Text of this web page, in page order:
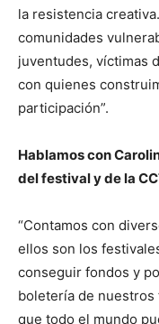
la resistencia
comunidades
juventudes, víctimas
con quienes
participación”.
Hablamos con
del festival y de la
“Contamos con
ellos son los
conseguir fondos y
boletería de nuestros
que todo el mundo